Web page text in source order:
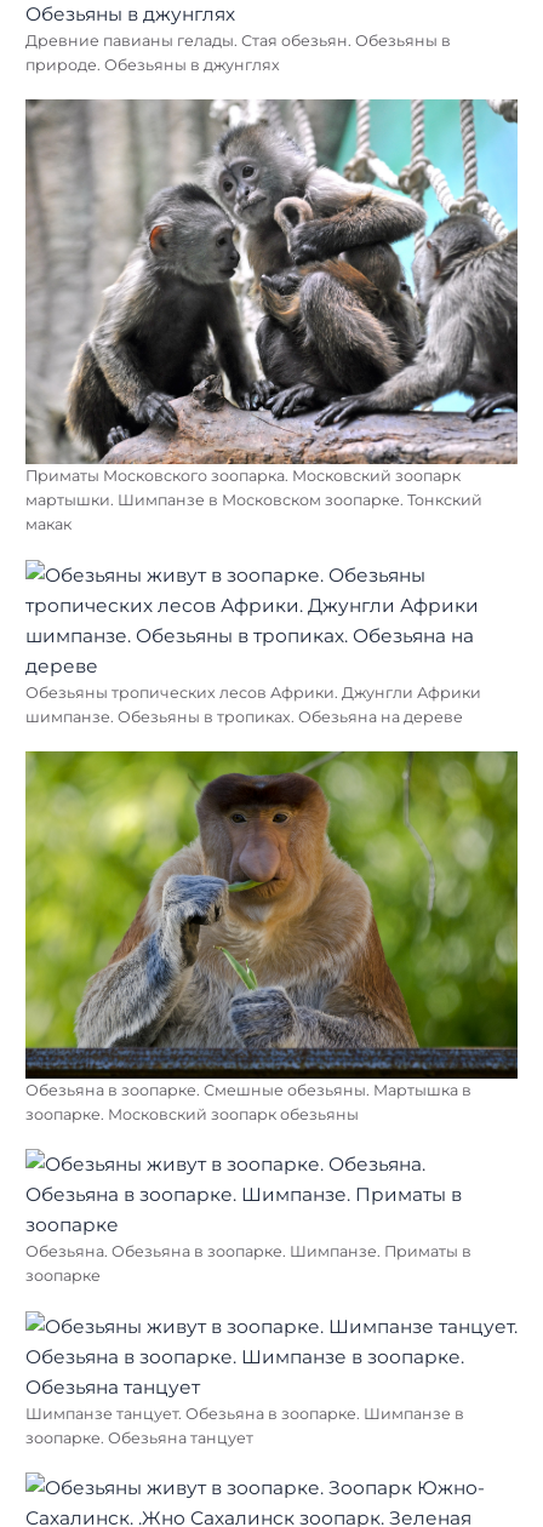
Древние павианы гелады. Стая обезьян. Обезьяны в
природе. Обезьяны в джунглях
Приматы Московского зоопарка. Московский зоопарк
мартышки. Шимпанзе в Московском зоопарке. Тонкский
макак
Обезьяны тропических лесов Африки. Джунгли Африки
шимпанзе. Обезьяны в тропиках. Обезьяна на дереве
Обезьяна в зоопарке. Смешные обезьяны. Мартышка в
зоопарке. Московский зоопарк обезьяны
Обезьяна. Обезьяна в зоопарке. Шимпанзе. Приматы в
зоопарке
Шимпанзе танцует. Обезьяна в зоопарке. Шимпанзе в
зоопарке. Обезьяна танцует